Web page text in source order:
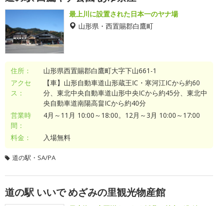
最上川に設置された日本一のヤナ場
山形県・西置賜郡白鷹町
住所：
山形県西置賜郡白鷹町大字下山661-1
アクセ
ス：
【車】山形自動車道山形蔵王IC・寒河江ICから約60
分、東北中央自動車道山形中央ICから約45分、東北中
央自動車道南陽高畠ICから約40分
営業時
間：
4月～11月 10:00～18:00。12月～3月 10:00～17:00
料金： 入場無料
道の駅・SA/PA
道の駅 いいで めざみの里観光物産館